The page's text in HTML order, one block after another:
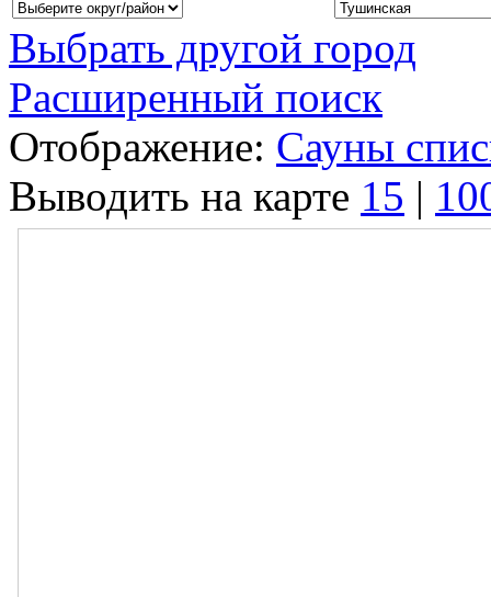
Выбрать другой город
Расширенный поиск
Отображение: Сауны
Выводить на карте 15 |